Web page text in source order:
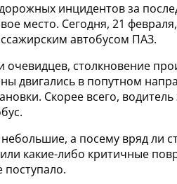
инцидентов за
место. Сегодня, 21
автобусом ПАЗ.
столкновение
двигались в попутном
Скорее всего,
а посему вряд ли
какие-либо критичные